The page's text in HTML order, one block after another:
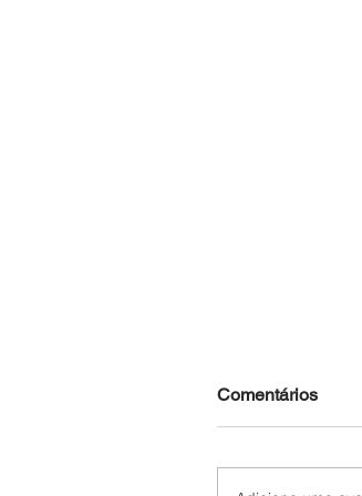
Comentários